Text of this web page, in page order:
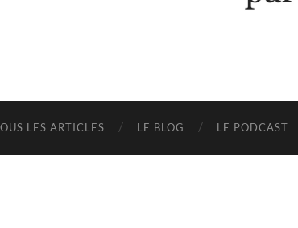
LES ARTICLES LE BLOG LE PODCAST